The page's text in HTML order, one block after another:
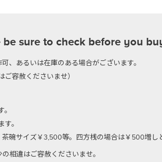
be sure to check before you
、あるいは在庫のある場合がございます。
容赦くださいませ）
。
碗サイズ￥3,500等。四方桟の場合は￥500増し
相違はご容赦くださいませ。